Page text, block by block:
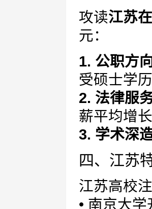
攻读江苏
元：
1. 公职方
受硕士学
2. 法律服
薪平均增
3. 学术深
四、江苏
江苏高校
• 南京大